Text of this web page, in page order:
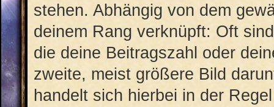
stehen. Abhängig von dem
deinem Rang verknüpft: Oft
die deine Beitragszahl oder
zweite, meist größere Bild
handelt sich hierbei in der